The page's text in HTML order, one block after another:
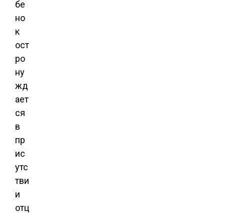
бе
но
к
ост
ро
ну
жд
ает
ся
в
пр
ис
утс
тви
и
отц